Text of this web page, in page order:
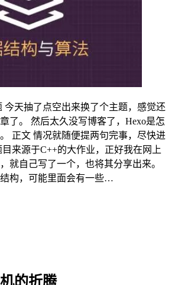
今天抽了点空出来换了个主题，感觉还
了。 然后太久没写博客了，Hexo是怎
正文 情况就随便提两句完事，尽快进
来源于C++的大作业，正好我在网上
就自己写了一个，也将其分享出来。
构，可能里面会有一些…
的折腾